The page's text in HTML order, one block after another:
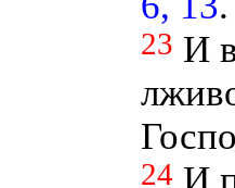
23 И
24